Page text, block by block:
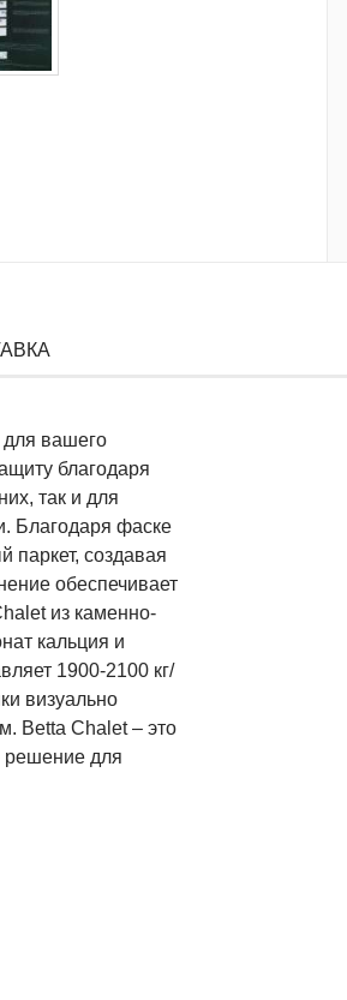
вашего
благодаря
так и для
Благодаря фаске
паркет, создавая
обеспечивает
из каменно-
кальция и
1900-2100 кг/
визуально
Betta Chalet – это
решение для